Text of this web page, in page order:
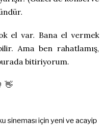
el var. Bana el vermek
Ama ben rahatlamış,
bitiriyorum.
👋
sineması için yeni ve acayip